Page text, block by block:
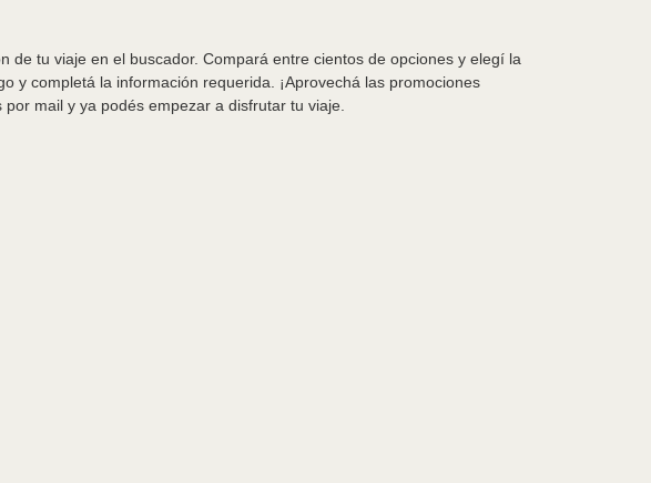
tu viaje en el buscador. Compará entre cientos de opciones y elegí la
y completá la información requerida. ¡Aprovechá las promociones
mail y ya podés empezar a disfrutar tu viaje.